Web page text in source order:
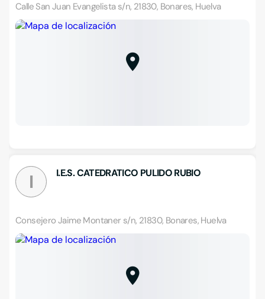
Calle San Juan Evangelista s/n, 21830, Bonares, Huelva
I I.E.S. CATEDRATICO PULIDO RUBIO
Consejero Jaime Montaner s/n, 21830, Bonares, Huelva